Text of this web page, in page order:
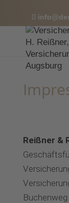
Reißner &
Buchenweg